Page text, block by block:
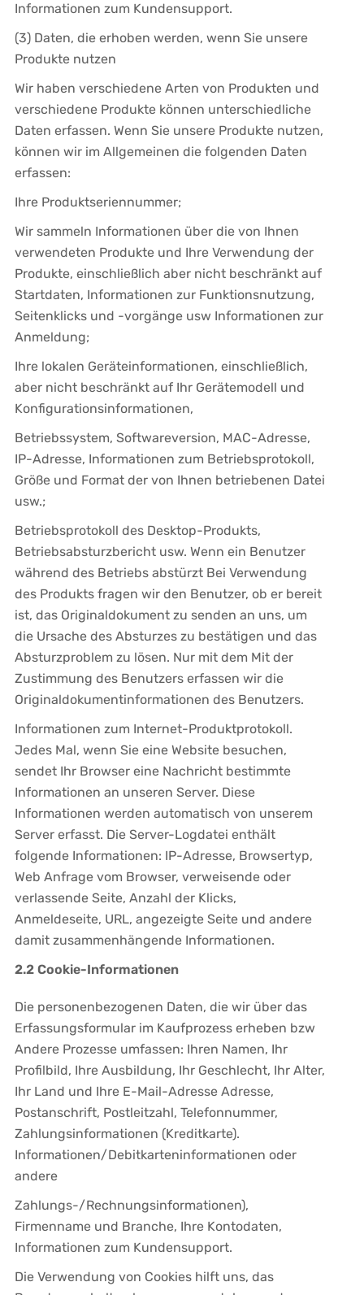
Informationen zum Kundensupport.
(3) Daten, die erhoben werden, wenn Sie unsere
Produkte nutzen
Wir haben verschiedene Arten von Produkten und
verschiedene Produkte können unterschiedliche
Daten erfassen. Wenn Sie unsere Produkte nutzen,
können wir im Allgemeinen die folgenden Daten
erfassen:
Ihre Produktseriennummer;
Wir sammeln Informationen über die von Ihnen
verwendeten Produkte und Ihre Verwendung der
Produkte, einschließlich aber nicht beschränkt auf
Startdaten, Informationen zur Funktionsnutzung,
Seitenklicks und -vorgänge usw Informationen zur
Anmeldung;
Ihre lokalen Geräteinformationen, einschließlich,
aber nicht beschränkt auf Ihr Gerätemodell und
Konfigurationsinformationen,
Betriebssystem, Softwareversion, MAC-Adresse,
IP-Adresse, Informationen zum Betriebsprotokoll,
Größe und Format der von Ihnen betriebenen Datei
usw.;
Betriebsprotokoll des Desktop-Produkts,
Betriebsabsturzbericht usw. Wenn ein Benutzer
während des Betriebs abstürzt Bei Verwendung
des Produkts fragen wir den Benutzer, ob er bereit
ist, das Originaldokument zu senden an uns, um
die Ursache des Absturzes zu bestätigen und das
Absturzproblem zu lösen. Nur mit dem Mit der
Zustimmung des Benutzers erfassen wir die
Originaldokumentinformationen des Benutzers.
Informationen zum Internet-Produktprotokoll.
Jedes Mal, wenn Sie eine Website besuchen,
sendet Ihr Browser eine Nachricht bestimmte
Informationen an unseren Server. Diese
Informationen werden automatisch von unserem
Server erfasst. Die Server-Logdatei enthält
folgende Informationen: IP-Adresse, Browsertyp,
Web Anfrage vom Browser, verweisende oder
verlassende Seite, Anzahl der Klicks,
Anmeldeseite, URL, angezeigte Seite und andere
damit zusammenhängende Informationen.
2.2 Cookie-Informationen
Die personenbezogenen Daten, die wir über das
Erfassungsformular im Kaufprozess erheben bzw
Andere Prozesse umfassen: Ihren Namen, Ihr
Profilbild, Ihre Ausbildung, Ihr Geschlecht, Ihr Alter,
Ihr Land und Ihre E-Mail-Adresse Adresse,
Postanschrift, Postleitzahl, Telefonnummer,
Zahlungsinformationen (Kreditkarte).
Informationen/Debitkarteninformationen oder
andere
Zahlungs-/Rechnungsinformationen),
Firmenname und Branche, Ihre Kontodaten,
Informationen zum Kundensupport.
Die Verwendung von Cookies hilft uns, das